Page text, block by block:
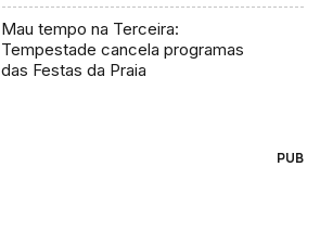
Mau tempo na Terceira:
Tempestade cancela programas
das Festas da Praia
PUB